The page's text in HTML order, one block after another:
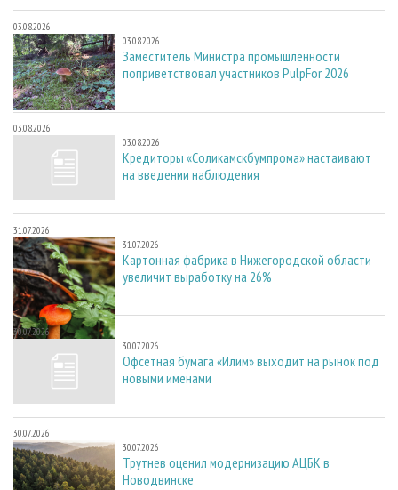
03.08.2026
03.08.2026
Заместитель Министра промышленности
поприветствовал участников PulpFor 2026
03.08.2026
03.08.2026
Кредиторы «Соликамскбумпрома» настаивают
на введении наблюдения
31.07.2026
31.07.2026
Картонная фабрика в Нижегородской области
увеличит выработку на 26%
30.07.2026
30.07.2026
Офсетная бумага «Илим» выходит на рынок под
новыми именами
30.07.2026
30.07.2026
Трутнев оценил модернизацию АЦБК в
Новодвинске